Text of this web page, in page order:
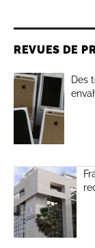
REVUES DE
Des